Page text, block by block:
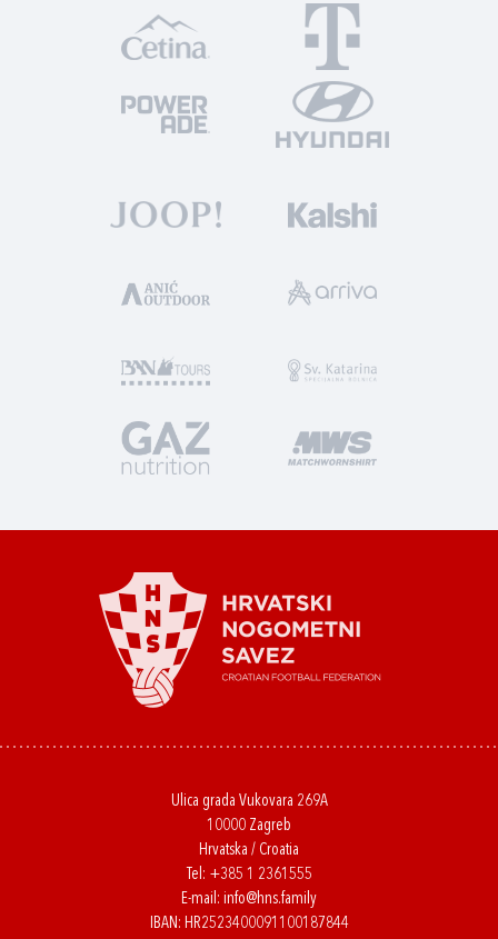
Ulica grada Vukovara 269A
10000 Zagreb
Hrvatska / Croatia
Tel: +385 1 2361555
E-mail: info@hns.family
IBAN: HR2523400091100187844